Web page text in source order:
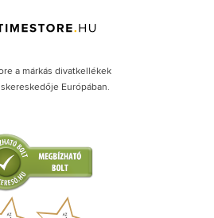
a márkás divatkellékek
Európában.